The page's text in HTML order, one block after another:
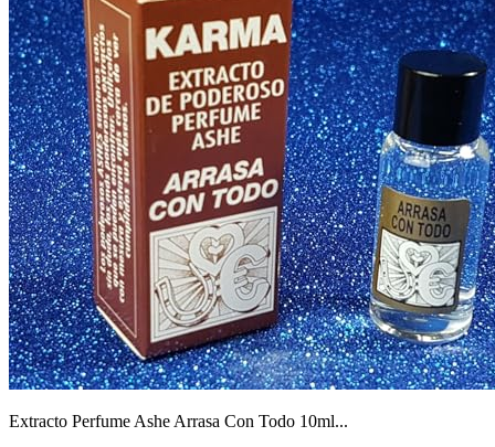
Extracto Perfume Ashe Arrasa Con Todo 10ml...